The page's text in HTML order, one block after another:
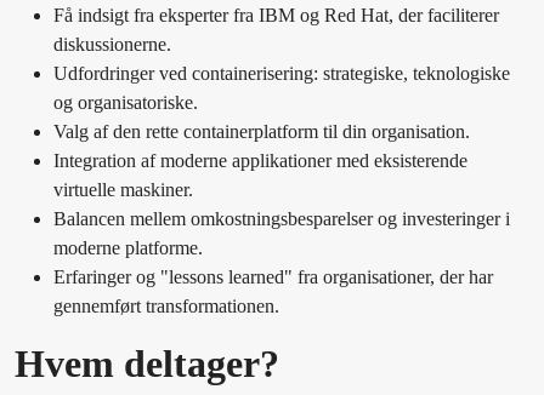
Få indsigt fra eksperter fra IBM og Red Hat, der faciliterer
diskussionerne.
Udfordringer ved containerisering: strategiske, teknologiske
og organisatoriske.
Valg af den rette containerplatform til din organisation.
Integration af moderne applikationer med eksisterende
virtuelle maskiner.
Balancen mellem omkostningsbesparelser og investeringer i
moderne platforme.
Erfaringer og "lessons learned" fra organisationer, der har
gennemført transformationen.
Hvem deltager?